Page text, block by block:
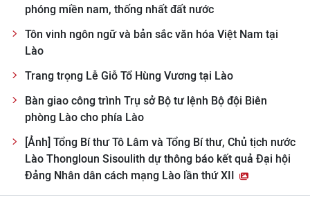
phóng miền nam, thống nhất đất nước
Tôn vinh ngôn ngữ và bản sắc văn hóa Việt Nam tại
Lào
Trang trọng Lễ Giỗ Tổ Hùng Vương tại Lào
Bàn giao công trình Trụ sở Bộ tư lệnh Bộ đội Biên
phòng Lào cho phía Lào
[Ảnh] Tổng Bí thư Tô Lâm và Tổng Bí thư, Chủ tịch nước
Lào Thongloun Sisoulith dự thông báo kết quả Đại hội
Đảng Nhân dân cách mạng Lào lần thứ XII